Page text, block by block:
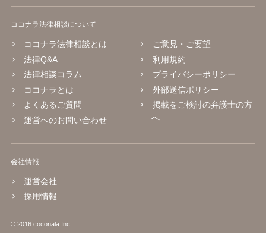
ココナラ法律相談について
ココナラ法律相談とは
法律Q&A
法律相談コラム
ココナラとは
よくあるご質問
運営へのお問い合わせ
ご意見・ご要望
利用規約
プライバシーポリシー
外部送信ポリシー
掲載をご検討の弁護士の方
へ
会社情報
運営会社
採用情報
© 2016 coconala Inc.